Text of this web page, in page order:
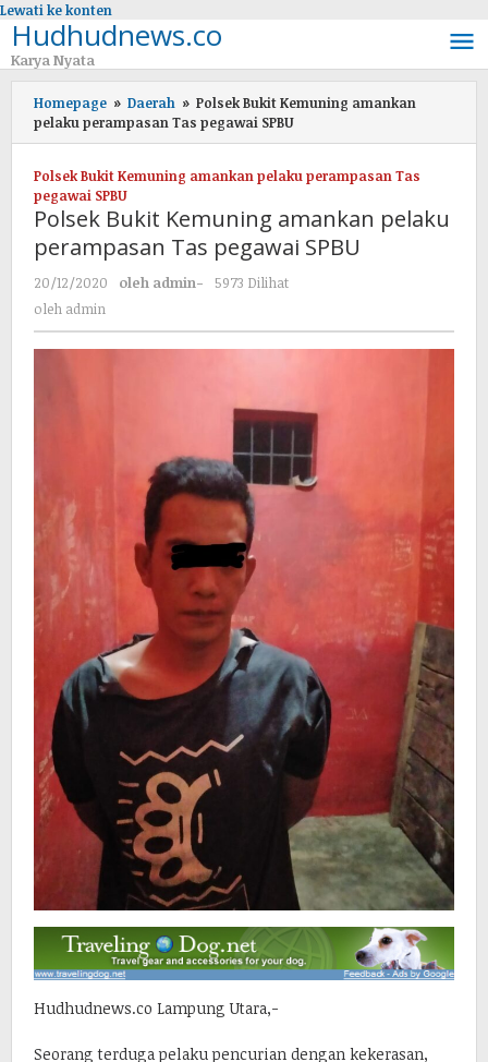
Lewati ke konten
Hudhudnews.co
Karya Nyata
Homepage » Daerah » Polsek Bukit Kemuning amankan
pelaku perampasan Tas pegawai SPBU
Polsek Bukit Kemuning amankan pelaku perampasan Tas
pegawai SPBU
Polsek Bukit Kemuning amankan pelaku
perampasan Tas pegawai SPBU
20/12/2020 oleh admin-
5973 Dilihat
oleh admin
Hudhudnews.co Lampung Utara,-
Seorang terduga pelaku pencurian dengan kekerasan,